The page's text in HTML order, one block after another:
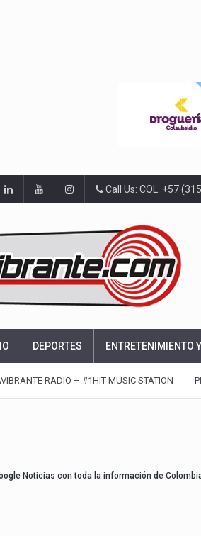
Call Us: COL. +57
DEPORTES ENTRETENIMIENTO
RADIO – #1HIT MUSIC STATION
Noticias con toda la información de